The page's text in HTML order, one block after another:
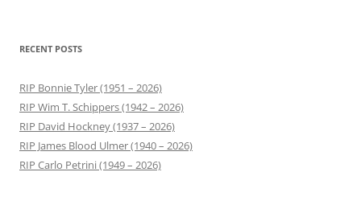
RECENT POSTS
RIP Bonnie Tyler (1951 – 2026)
RIP Wim T. Schippers (1942 – 2026)
RIP David Hockney (1937 – 2026)
RIP James Blood Ulmer (1940 – 2026)
RIP Carlo Petrini (1949 – 2026)